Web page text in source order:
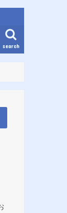
search